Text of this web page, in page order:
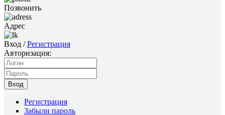
Позвонить
Адрес
Вход / Регистрация
Авторизация:
Вход
Регистрация
Забыли пароль